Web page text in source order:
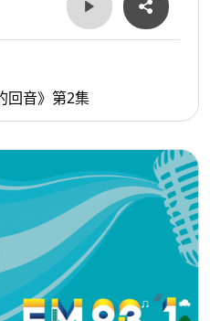
回音》第2集